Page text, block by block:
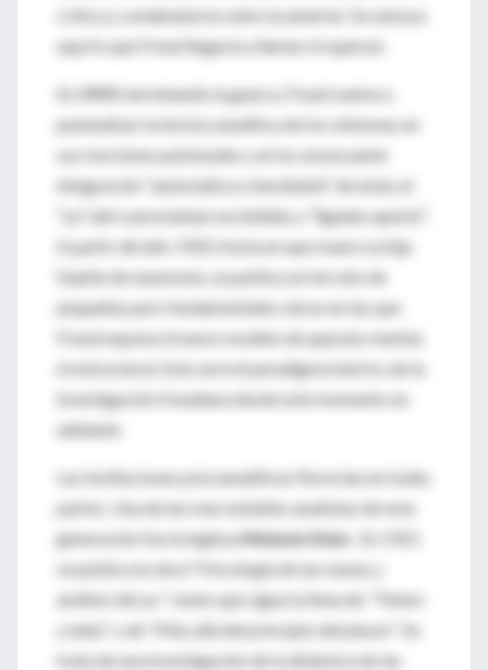
crítica y condenatoria sobre la anterior. Se esboza
aquí lo que Freud llegaría a llamar el superyó.
1919
, terminando la guerra, Freud vuelve a
puntualizar la técnica analítica de los síntomas en
sus mociones pulsionales y en la consecuente
integración ³automática e inevitable² de éstas al
³yo²,del cual estaban escindidas y ³ligadas aparte².
A partir del año 1920, fecha en que muere su hija
Sophie de neumonía, se publica un terceto de
pequeñas pero fundamentales obras en las que
Freud expone el nuevo modelo de aparato mental,
el estructural. Este será el paradigma teórico de la
investigación freudiana desde este momento en
adelante
Las instituciones psicoanalíticas florecían en todas
partes. Una de las más notables analistas de esta
generación fue la inglesaMelanie Klein
se publica la obra" Psicología de las masas y
análisis del yo ", texto que sigue la línea de "Tótem
y tabú" y de "Más allá del principio del placer". Se
trata de una investigación de la dinámica de las